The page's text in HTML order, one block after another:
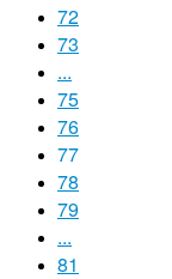
72
73
...
75
76
77
78
79
...
81